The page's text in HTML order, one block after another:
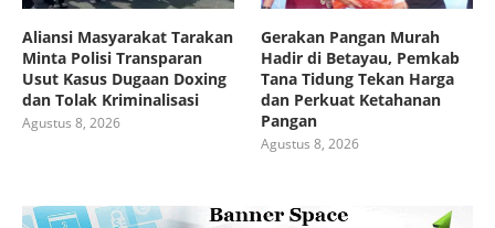
Aliansi Masyarakat Tarakan
Minta Polisi Transparan
Usut Kasus Dugaan Doxing
dan Tolak Kriminalisasi
Agustus 8, 2026
Gerakan Pangan Murah
Hadir di Betayau, Pemkab
Tana Tidung Tekan Harga
dan Perkuat Ketahanan
Pangan
Agustus 8, 2026